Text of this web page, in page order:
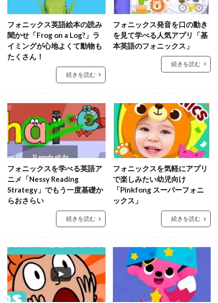
フォニックス英語絵本の読み
聞かせ「Frog on a Log?」ラ
イミングが心地よくて動物も
たくさん！
続きを読む
フォニックス発音を口の動き
を見て学べる人気アプリ「基
本英語のフォニックス」
続きを読む
フォニックスを学べる英語ア
ニメ「Nessy Reading
Strategy」でもう一度基礎か
らおさらい
続きを読む
フォニックスを気軽にアプリ
で楽しみたい幼児向け
「Pinkfong スーパーフォニ
ックス」
続きを読む